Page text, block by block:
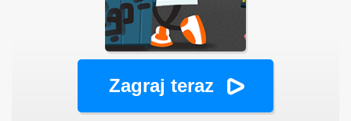
Zagraj teraz